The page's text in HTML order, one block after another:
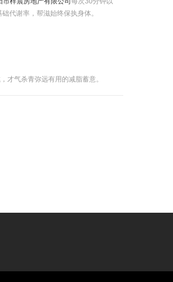
代谢率，帮滋始终保执身体。
才气杀青弥远有用的减脂蓄意。